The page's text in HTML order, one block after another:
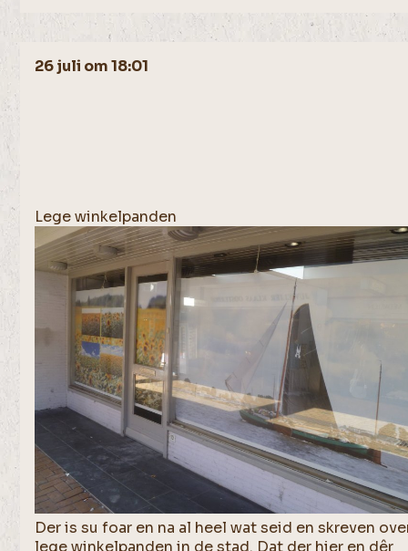
26 juli om 18:01
Lege winkelpanden
Der is su foar en na al heel wat seid en skreven